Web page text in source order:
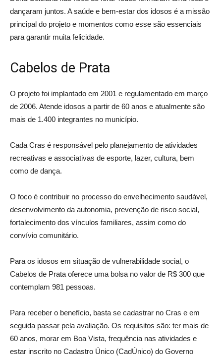
dançaram juntos. A saúde e bem-estar dos idosos é a missão
principal do projeto e momentos como esse são essenciais
para garantir muita felicidade.
Cabelos de Prata
O projeto foi implantado em 2001 e regulamentado em março
de 2006. Atende idosos a partir de 60 anos e atualmente são
mais de 1.400 integrantes no município.
Cada Cras é responsável pelo planejamento de atividades
recreativas e associativas de esporte, lazer, cultura, bem
como de dança.
O foco é contribuir no processo do envelhecimento saudável,
desenvolvimento da autonomia, prevenção de risco social,
fortalecimento dos vínculos familiares, assim como do
convívio comunitário.
Para os idosos em situação de vulnerabilidade social, o
Cabelos de Prata oferece uma bolsa no valor de R$ 300 que
contemplam 981 pessoas.
Para receber o benefício, basta se cadastrar no Cras e em
seguida passar pela avaliação. Os requisitos são: ter mais de
60 anos, morar em Boa Vista, frequência nas atividades e
estar inscrito no Cadastro Único (CadÚnico) do Governo